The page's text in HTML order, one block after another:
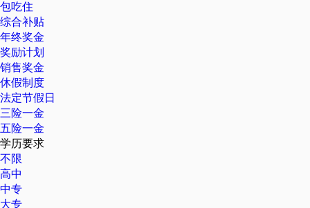
包吃住
综合补贴
年终奖金
奖励计划
销售奖金
休假制度
法定节假日
三险一金
五险一金
学历要求
不限
高中
中专
大专